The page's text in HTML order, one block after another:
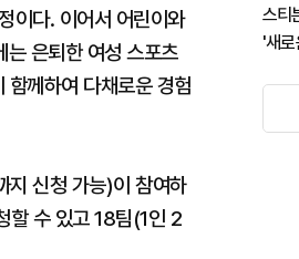
이다. 이어서 어린이와
는 은퇴한 여성 스포츠
께하여 다채로운 경험
지 신청 가능)이 참여하
할 수 있고 18팀(1인 2
스티
'새